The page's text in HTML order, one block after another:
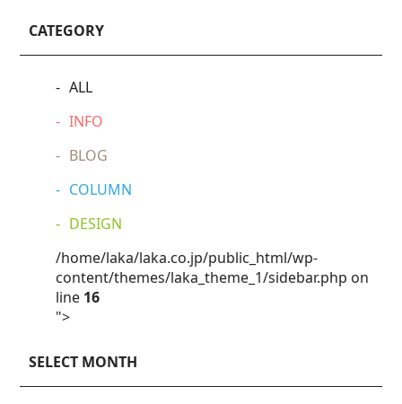
CATEGORY
ALL
INFO
BLOG
COLUMN
DESIGN
/home/laka/laka.co.jp/public_html/wp-
content/themes/laka_theme_1/sidebar.php on
line 16
">
SELECT MONTH